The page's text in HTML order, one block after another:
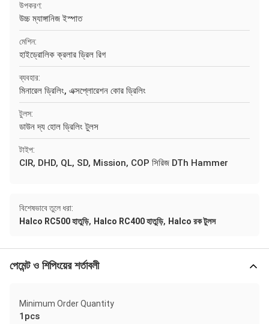
উপকরণ:
উচ্চ ম্যাঙ্গানিজ ইস্পাত
মেশিন:
হাইড্রোলিক ক্রলার ড্রিল রিগ
ব্যবহার:
মিনারেল ড্রিলিং, এক্সপ্লোরেশন কোর ড্রিলিং
টুলস:
ডাউন দ্য হোল ড্রিলিং টুলস
টাইপ:
CIR, DHD, QL, SD, Mission, COP সিরিজ DTh Hammer
বিশেষভাবে তুলে ধরা:
Halco RC500 হাতুড়ি, Halco RC400 হাতুড়ি, Halco রক টুলস
পেমেন্ট ও শিপিংয়ের শর্তাবলী
Minimum Order Quantity
1pcs